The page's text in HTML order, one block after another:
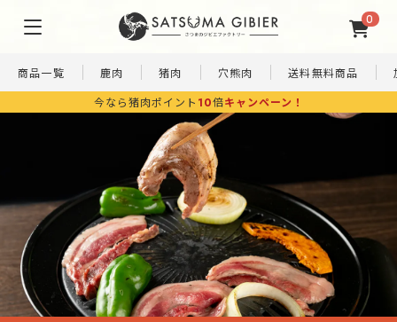
0
商品一覧 鹿肉 猪肉 穴熊肉 送料無料商品
円(税込)以上購入で送料無料！ギフト対応◎
訳あ
SALE
フ
商
品
単
調
理
セ
ッ
ト
ペ
ッ
ト
フ
ー
ド